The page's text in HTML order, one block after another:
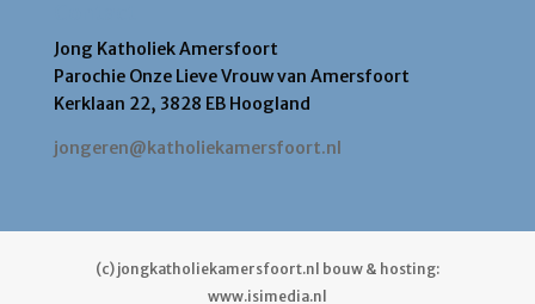
Jong Katholiek Amersfoort
Parochie Onze Lieve Vrouw van Amersfoort
Kerklaan 22, 3828 EB Hoogland
jongeren@katholiekamersfoort.nl
(c) jongkatholiekamersfoort.nl bouw & hosting:
www.isimedia.nl